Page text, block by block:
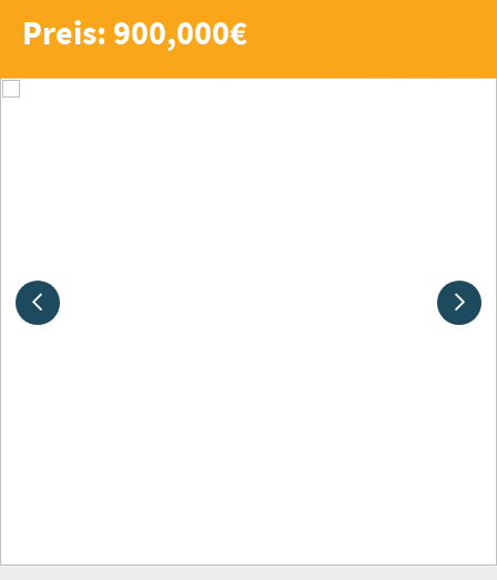
Preis: 900,000€